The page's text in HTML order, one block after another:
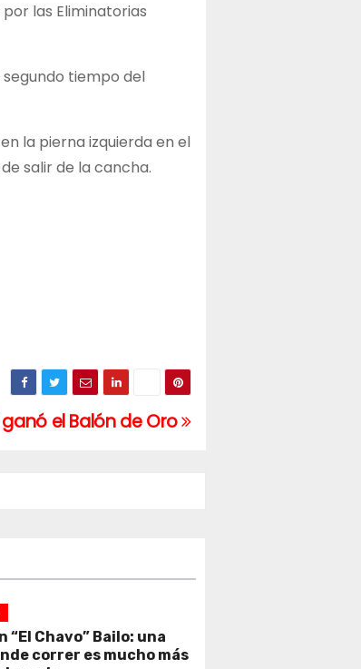
las Eliminatorias
segundo tiempo del
la pierna izquierda en el
salir de la cancha.
ganó el Balón de Oro
“El Chavo” Bailo: una
correr es mucho más